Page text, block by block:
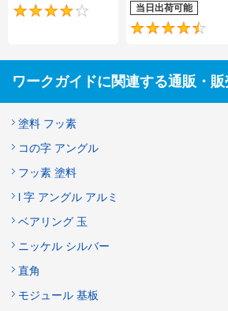
4.3
当日出荷可能
ワークガイドに関連する通販・
塗料 フッ素
コの字 アングル
フッ素 塗料
l 字 アングル アルミ
ベアリング 玉
ニッケル シルバー
直角
モジュール 基板